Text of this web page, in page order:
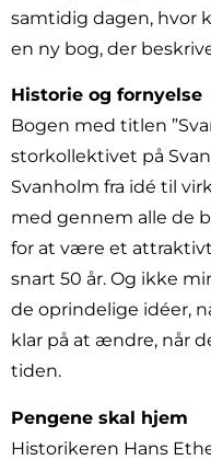
samtidig dagen, hvor
en ny bog, der
Historie og fornyelse
Bogen med titlen
storkollektivet på
Svanholm fra idé til
med gennem alle de
for at være et
snart 50 år. Og ikke
de oprindelige idéer,
klar på at ændre, når
tiden.
Pengene skal hjem
Historikeren Hans